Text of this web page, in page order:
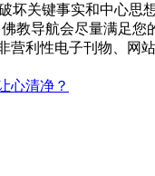
关键事实和中心
教导航会尽量满足您
利性电子刊物、网
心清净？